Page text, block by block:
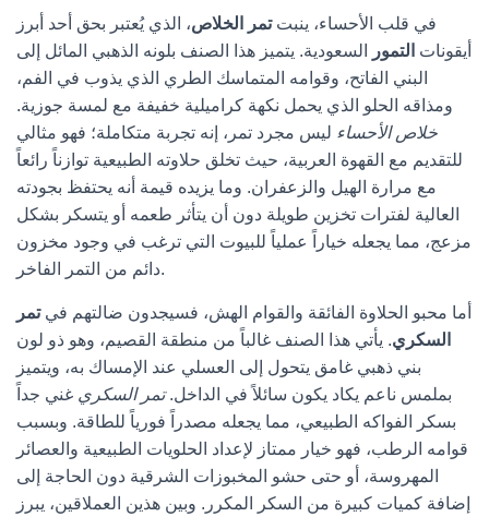
في قلب الأحساء، ينبتتمر الخلاص، الذي يُعتبر بحق أحد أبرز
أيقونات التمور
السعودية. يتميز هذا الصنف بلونه الذهبي المائل إلى
البني الفاتح، وقوامه المتماسك الطري الذي يذوب في الفم،
ومذاقه الحلو الذي يحمل نكهة كراميلية خفيفة مع لمسة جوزية.
خلاص الأحساء ليس مجرد تمر، إنه تجربة متكاملة؛ فهو مثالي
للتقديم مع القهوة العربية، حيث تخلق حلاوته الطبيعية توازناً رائعاً
مع مرارة الهيل والزعفران. وما يزيده قيمة أنه يحتفظ بجودته
العالية لفترات تخزين طويلة دون أن يتأثر طعمه أو يتسكر بشكل
مزعج، مما يجعله خياراً عملياً للبيوت التي ترغب في وجود مخزون
دائم من التمر الفاخر.
أما محبو الحلاوة الفائقة والقوام الهش، فسيجدون ضالتهم فيتمر
السكري. يأتي هذا الصنف غالباً من منطقة القصيم، وهو ذو لون
بني ذهبي غامق يتحول إلى العسلي عند الإمساك به، ويتميز
بملمس ناعم يكاد يكون سائلاً في الداخل.تمر السكري غني جداً
بسكر الفواكه الطبيعي، مما يجعله مصدراً فورياً للطاقة. وبسبب
قوامه الرطب، فهو خيار ممتاز لإعداد الحلويات الطبيعية والعصائر
المهروسة، أو حتى حشو المخبوزات الشرقية دون الحاجة إلى
إضافة كميات كبيرة من السكر المكرر. وبين هذين العملاقين، يبرز